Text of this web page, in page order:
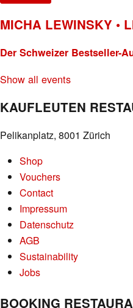
MICHA LEWINSKY •
Der Schweizer Bestseller-
Show all events
KAUFLEUTEN
Pelikanplatz, 8001 Zürich
Shop
Vouchers
Contact
Impressum
Datenschutz
AGB
Sustainability
Jobs
BOOKING